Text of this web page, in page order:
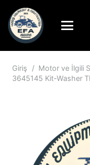
Giriş / Motor ve İlgili
3645145 Kit-Washer